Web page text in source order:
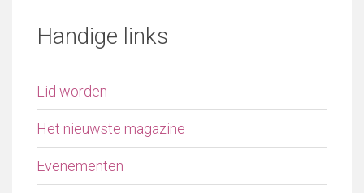
Handige links
Lid worden
Het nieuwste magazine
Evenementen